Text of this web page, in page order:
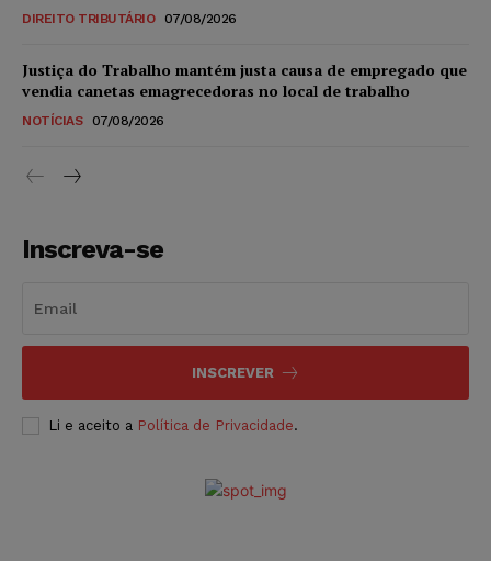
DIREITO TRIBUTÁRIO 07/08/2026
Justiça do Trabalho mantém justa causa de empregado que
vendia canetas emagrecedoras no local de trabalho
NOTÍCIAS 07/08/2026
Inscreva-se
INSCREVER
Li e aceito a Política de Privacidade.